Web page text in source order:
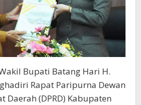
Bupati Batang Hari H.
Rapat Paripurna Dewan
Daerah (DPRD) Kabupaten